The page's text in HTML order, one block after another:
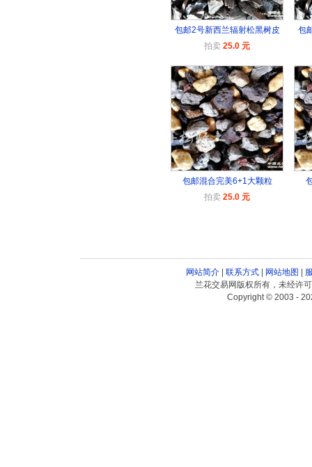
包邮2号新西兰辐射松黑树皮
拍卖 25.0 元
包
包邮混合完美6+1大颗粒
拍卖 25.0 元
网站简介| 联系方式| 网站地图 |
兰花交易网版权所有，未经许
Copyright © 2003 -